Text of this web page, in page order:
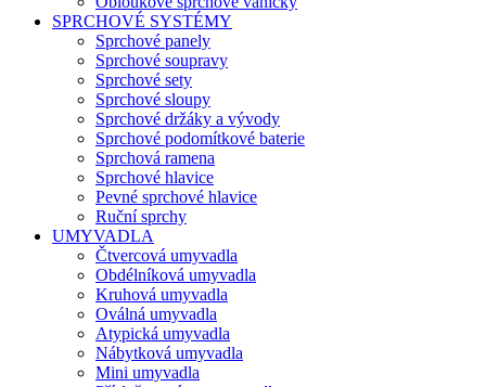
SPRCHOVÉ SYSTÉMY
Sprchové panely
Sprchové soupravy
Sprchové sety
Sprchové sloupy
Sprchové držáky a vývody
Sprchové podomítkové baterie
Sprchová ramena
Sprchové hlavice
Pevné sprchové hlavice
Ruční sprchy
UMYVADLA
Čtvercová umyvadla
Obdélníková umyvadla
Kruhová umyvadla
Oválná umyvadla
Atypická umyvadla
Nábytková umyvadla
Mini umyvadla